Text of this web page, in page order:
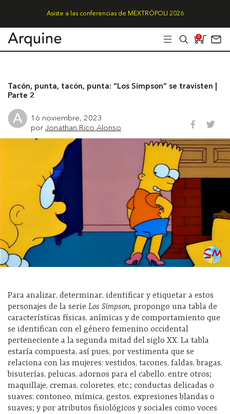
Asiste a las conferencias de MEXTRÓPOLI 2026
0
Tacón, punta, tacón, punta: “Los Simpson” se travisten |
Parte 2
16 noviembre, 2023
por Jonathan Rico Alonso
Para analizar, determinar, identificar y etiquetar a estos
personajes de la serie Los Simpson, propongo una tabla de
características físicas, anímicas y de comportamiento que
se identifican con el género femenino occidental
perteneciente a la segunda mitad del siglo XX. La tabla
estaría compuesta, así pues, por vestimenta que se
relaciona con las mujeres: vestidos, tacones, faldas, bragas,
bisuterías, pelucas, adornos para el cabello, entre otros;
maquillaje, cremas, coloretes, etc.; conductas delicadas o
suaves: contoneo, mímica, gestos, expresiones blandas o
suaves; y por atributos fisiológicos y sociales como voces